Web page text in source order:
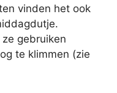
vinden het ook
gebruiken
te klimmen (zie